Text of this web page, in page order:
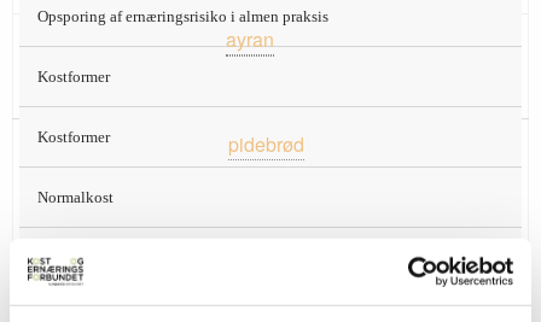
Opsporing af ernæringsrisiko i almen praksis
Kostformer
Kostformer
Normalkost
Normalkost
200 mlayran(syrnet fløde 9% blandet
Frokost pidebrød
hvedemel, penslet med æg, yoghurt og
65 g tomat-/løgsalat